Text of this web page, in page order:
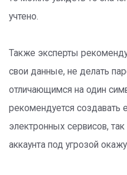
учтено.
Также эксперты
свои данные, не делать
отличающимся на один
рекомендуется создавать
электронных сервисов, так
аккаунта под угрозой